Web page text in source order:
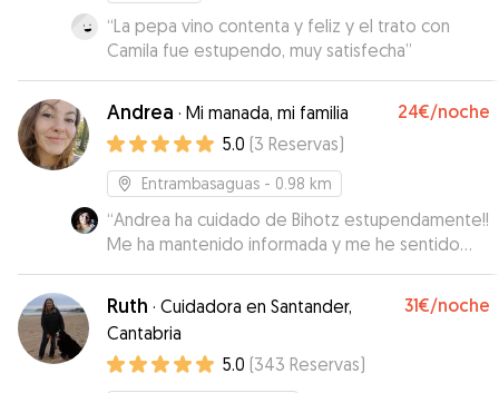
“La pepa vino contenta y feliz y el trato con
Camila fue estupendo, muy satisfecha”
Andrea · Mi manada, mi familia 24€/noche
5.0 (3 Reservas)
Entrambasaguas - 0.98 km
“Andrea ha cuidado de Bihotz estupendamente!!
Me ha mantenido informada y me he sentido
muy agusto con ella, y lo más importante es que
Bihotz ha estado como en casa. Repetiré!!”
Ruth · Cuidadora en Santander,
Cantabria
31€/noche
5.0 (343 Reservas)